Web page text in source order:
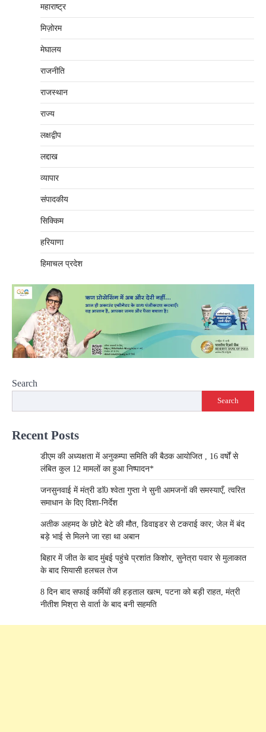
महाराष्‍ट्र
मिज़ोरम
मेघालय
राजनीति
राजस्थान
राज्य
लक्षद्वीप
लद्दाख
व्यापार
संपादकीय
सिक्किम
हरियाणा
हिमाचल प्रदेश
Search
Search
Recent Posts
डीएम की अध्यक्षता में अनुकम्पा समिति की बैठक आयोजित , 16 वर्षों से
लंबित कुल 12 मामलों का हुआ निष्पादन*
जनसुनवाई में मंत्री डाॅ0 श्वेता गुप्ता ने सुनी आमजनों की समस्याएँ, त्वरित
समाधान के दिए दिशा-निर्देश
अतीक अहमद के छोटे बेटे की मौत, डिवाइडर से टकराई कार; जेल में बंद
बड़े भाई से मिलने जा रहा था अबान
बिहार में जीत के बाद मुंबई पहुंचे प्रशांत किशोर, सुनेत्रा पवार से मुलाकात
के बाद सियासी हलचल तेज
8 दिन बाद सफाई कर्मियों की हड़ताल खत्म, पटना को बड़ी राहत, मंत्री
नीतीश मिश्रा से वार्ता के बाद बनी सहमति